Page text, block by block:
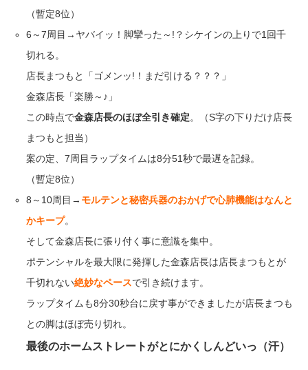
（暫定8位）
6～7周目→ヤバイッ！脚攣った～!？シケインの上りで1回千
切れる。
店長まつもと「ゴメンッ!！まだ引ける？？？」
金森店長「楽勝～♪」
この時点で金森店長のほぼ全引き確定。（S字の下りだけ店長
まつもと担当）
案の定、7周目ラップタイムは8分51秒で最遅を記録。
（暫定8位）
8～10周目→ モルテンと秘密兵器のおかげで心肺機能はなんと
かキープ。
そして金森店長に張り付く事に意識を集中。
ポテンシャルを最大限に発揮した金森店長は店長まつもとが
千切れない絶妙なペースで引き続けます。
ラップタイムも8分30秒台に戻す事ができましたが店長まつも
との脚はほぼ売り切れ。
最後のホームストレートがとにかくしんどいっ（汗）